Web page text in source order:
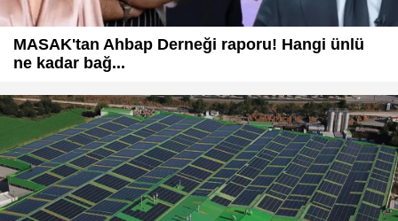
MASAK'tan Ahbap Derneği raporu! Hangi ünlü
ne kadar bağ...